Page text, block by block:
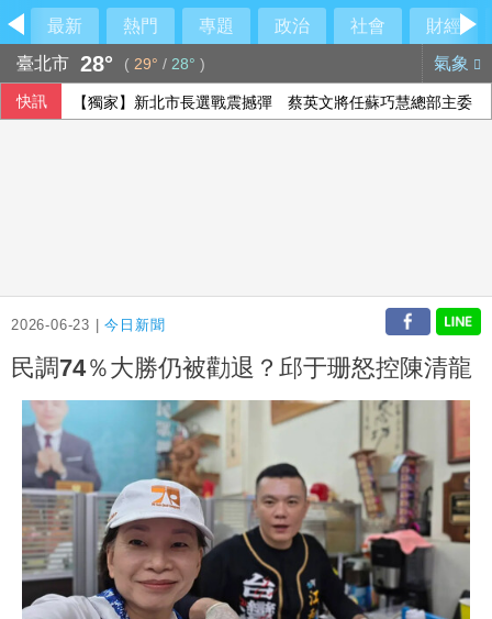
最新 熱門 專題 政治 社會
財經
臺北市 28° ( 29° / 28° ) 氣象
快訊 【獨家】新北市長選戰震撼彈 蔡英文將任蘇巧慧總部主委
2026-06-23 |今日新聞
民調74％大勝仍被勸退？邱于珊怒控陳清龍